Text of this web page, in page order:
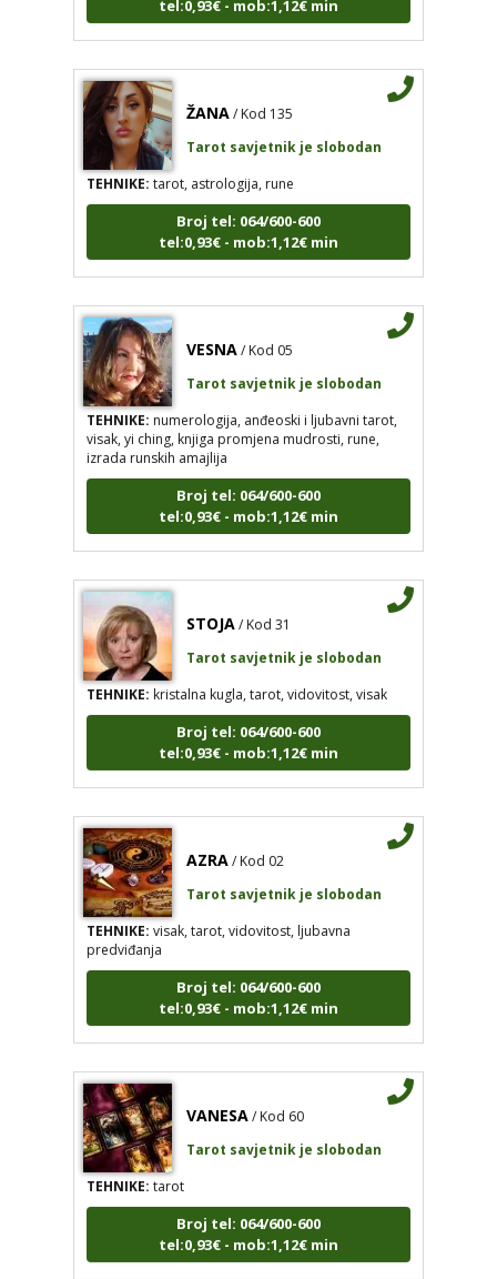
TEHNIKE:tarot, astrologija, rune
Broj tel: 064/600-600
tel:0,93€ - mob:1,12€ min
TEHNIKE:numerologija, anđeoski i ljubavni tarot,
visak, yi ching, knjiga promjena mudrosti, rune,
izrada runskih amajlija
Broj tel: 064/600-600
tel:0,93€ - mob:1,12€ min
TEHNIKE:kristalna kugla, tarot, vidovitost, visak
Broj tel: 064/600-600
tel:0,93€ - mob:1,12€ min
TEHNIKE:visak, tarot, vidovitost, ljubavna
predviđanja
Broj tel: 064/600-600
tel:0,93€ - mob:1,12€ min
TEHNIKE:tarot
Broj tel: 064/600-600
tel:0,93€ - mob:1,12€ min